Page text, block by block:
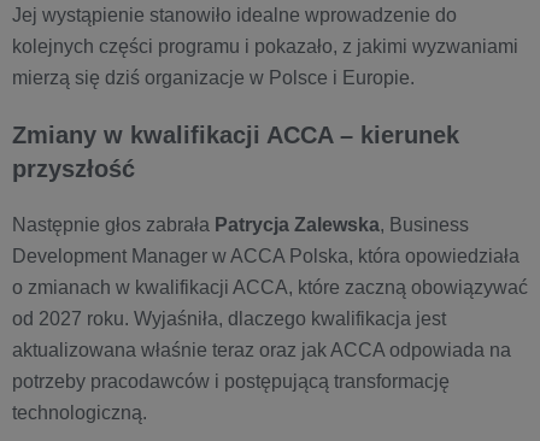
Jej wystąpienie stanowiło idealne wprowadzenie do
kolejnych części programu i pokazało, z jakimi wyzwaniami
mierzą się dziś organizacje w Polsce i Europie.
Zmiany w kwalifikacji ACCA – kierunek
przyszłość
Następnie głos zabrała Patrycja Zalewska, Business
Development Manager w ACCA Polska, która opowiedziała
o zmianach w kwalifikacji ACCA, które zaczną obowiązywać
od 2027 roku. Wyjaśniła, dlaczego kwalifikacja jest
aktualizowana właśnie teraz oraz jak ACCA odpowiada na
potrzeby pracodawców i postępującą transformację
technologiczną.